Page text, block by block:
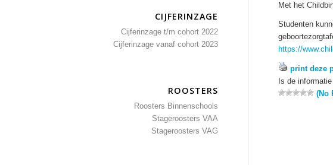
Met het
Studenten
https://
print deze
Is de
(No
CIJFERINZAGE
Cijferinzage t/m cohort 2022
Cijferinzage vanaf cohort 2023
ROOSTERS
Roosters Binnenschools
Stageroosters VAA
Stageroosters VAG